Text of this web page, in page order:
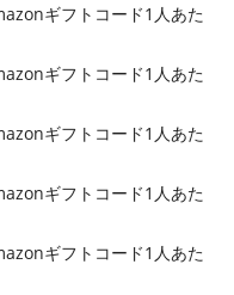
ギフトコード1人あた
ギフトコード1人あた
ギフトコード1人あた
ギフトコード1人あた
ギフトコード1人あた